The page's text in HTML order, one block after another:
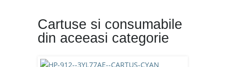
Cartuse si consumabile
din aceeasi categorie